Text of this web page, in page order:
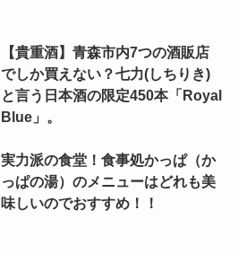
【貴重酒】青森市内7つの酒販店
でしか買えない？七力(しちりき)
と言う日本酒の限定450本「Royal
Blue」。
実力派の食堂！食事処かっぱ（か
っぱの湯）のメニューはどれも美
味しいのでおすすめ！！